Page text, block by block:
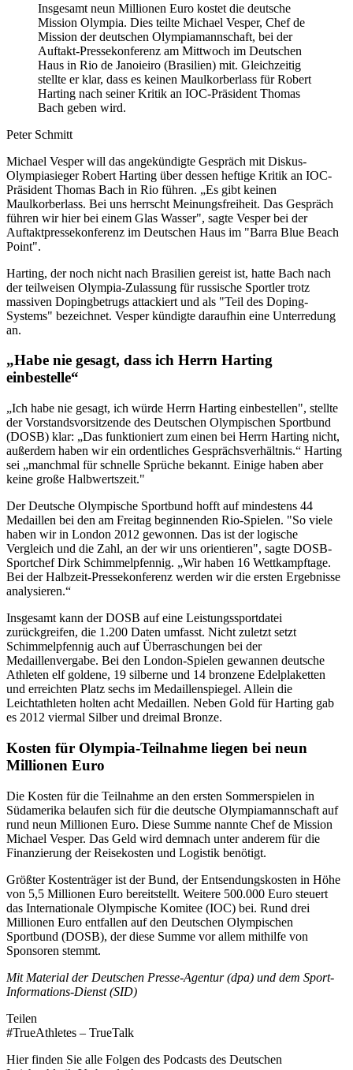
Insgesamt neun Millionen Euro kostet die deutsche
Mission Olympia. Dies teilte Michael Vesper, Chef de
Mission der deutschen Olympiamannschaft, bei der
Auftakt-Pressekonferenz am Mittwoch im Deutschen
Haus in Rio de Janoieiro (Brasilien) mit. Gleichzeitig
stellte er klar, dass es keinen Maulkorberlass für Robert
Harting nach seiner Kritik an IOC-Präsident Thomas
Bach geben wird.
Peter Schmitt
Michael Vesper will das angekündigte Gespräch mit Diskus-
Olympiasieger Robert Harting über dessen heftige Kritik an IOC-
Präsident Thomas Bach in Rio führen. „Es gibt keinen
Maulkorberlass. Bei uns herrscht Meinungsfreiheit. Das Gespräch
führen wir hier bei einem Glas Wasser", sagte Vesper bei der
Auftaktpressekonferenz im Deutschen Haus im "Barra Blue Beach
Point".
Harting, der noch nicht nach Brasilien gereist ist, hatte Bach nach
der teilweisen Olympia-Zulassung für russische Sportler trotz
massiven Dopingbetrugs attackiert und als "Teil des Doping-
Systems" bezeichnet. Vesper kündigte daraufhin eine Unterredung
an.
„Habe nie gesagt, dass ich Herrn Harting
einbestelle“
„Ich habe nie gesagt, ich würde Herrn Harting einbestellen", stellte
der Vorstandsvorsitzende des Deutschen Olympischen Sportbund
(DOSB) klar: „Das funktioniert zum einen bei Herrn Harting nicht,
außerdem haben wir ein ordentliches Gesprächsverhältnis.“ Harting
sei „manchmal für schnelle Sprüche bekannt. Einige haben aber
keine große Halbwertszeit."
Der Deutsche Olympische Sportbund hofft auf mindestens 44
Medaillen bei den am Freitag beginnenden Rio-Spielen. "So viele
haben wir in London 2012 gewonnen. Das ist der logische
Vergleich und die Zahl, an der wir uns orientieren", sagte DOSB-
Sportchef Dirk Schimmelpfennig. „Wir haben 16 Wettkampftage.
Bei der Halbzeit-Pressekonferenz werden wir die ersten Ergebnisse
analysieren.“
Insgesamt kann der DOSB auf eine Leistungssportdatei
zurückgreifen, die 1.200 Daten umfasst. Nicht zuletzt setzt
Schimmelpfennig auch auf Überraschungen bei der
Medaillenvergabe. Bei den London-Spielen gewannen deutsche
Athleten elf goldene, 19 silberne und 14 bronzene Edelplaketten
und erreichten Platz sechs im Medaillenspiegel. Allein die
Leichtathleten holten acht Medaillen. Neben Gold für Harting gab
es 2012 viermal Silber und dreimal Bronze.
Kosten für Olympia-Teilnahme liegen bei neun
Millionen Euro
Die Kosten für die Teilnahme an den ersten Sommerspielen in
Südamerika belaufen sich für die deutsche Olympiamannschaft auf
rund neun Millionen Euro. Diese Summe nannte Chef de Mission
Michael Vesper. Das Geld wird demnach unter anderem für die
Finanzierung der Reisekosten und Logistik benötigt.
Größter Kostenträger ist der Bund, der Entsendungskosten in Höhe
von 5,5 Millionen Euro bereitstellt. Weitere 500.000 Euro steuert
das Internationale Olympische Komitee (IOC) bei. Rund drei
Millionen Euro entfallen auf den Deutschen Olympischen
Sportbund (DOSB), der diese Summe vor allem mithilfe von
Sponsoren stemmt.
Mit Material der Deutschen Presse-Agentur (dpa) und dem Sport-
Informations-Dienst (SID)
Teilen
#TrueAthletes – TrueTalk
Hier finden Sie alle Folgen des Podcasts des Deutschen